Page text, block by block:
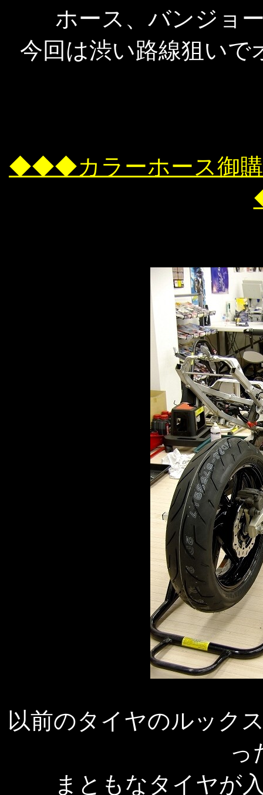
ホース、バンジョ
今回は渋い路線狙い
◆◆◆カラーホース御購
以前のタイヤのルック
っ
まともなタイヤが